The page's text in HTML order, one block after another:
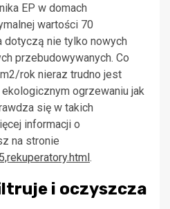
EP w domach
wartości 70
dotyczą nie tylko nowych
przebudowywanych. Co
rok nieraz trudno jest
ogrzewaniu jak
się w takich
informacji o
na stronie
.
i oczyszcza